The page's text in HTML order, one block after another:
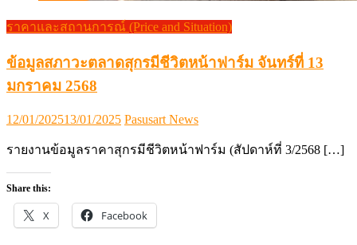
ราคาและสถานการณ์ (Price and Situation)
ข้อมูลสภาวะตลาดสุกรมีชีวิตหน้าฟาร์ม จันทร์ที่ 13
มกราคม 2568
Posted
12/01/202513/01/2025 Author
Pasusart News
รายงานข้อมูลราคาสุกรมีชีวิตหน้าฟาร์ม (สัปดาห์ที่ 3/2568 […]
Share this:
X Facebook